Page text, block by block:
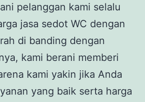
pelanggan kami selalu
jasa sedot WC dengan
di banding dengan
kami berani memberi
kami yakin jika Anda
yang baik serta harga